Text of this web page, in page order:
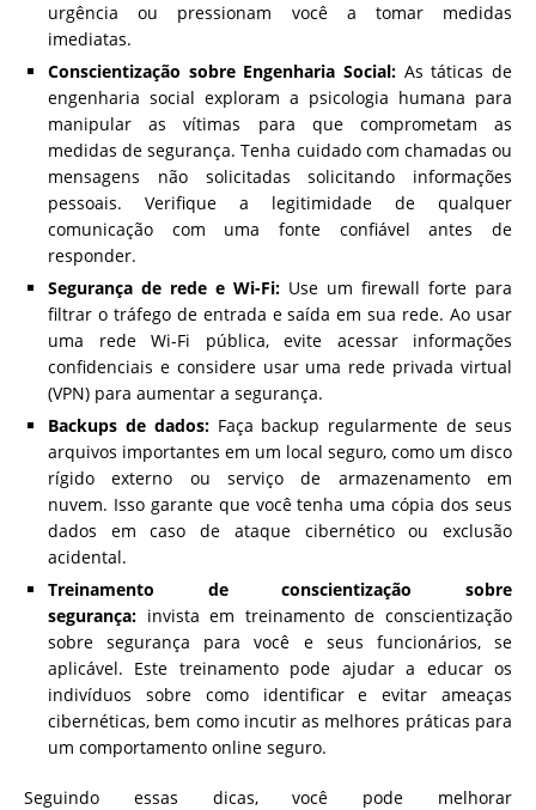
urgência ou pressionam você a tomar medidas
imediatas.
Conscientização sobre Engenharia Social: As táticas de
engenharia social exploram a psicologia humana para
manipular as vítimas para que comprometam as
medidas de segurança. Tenha cuidado com chamadas ou
mensagens não solicitadas solicitando informações
pessoais. Verifique a legitimidade de qualquer
comunicação com uma fonte confiável antes de
responder.
Segurança de rede e Wi-Fi: Use um firewall forte para
filtrar o tráfego de entrada e saída em sua rede. Ao usar
uma rede Wi-Fi pública, evite acessar informações
confidenciais e considere usar uma rede privada virtual
(VPN) para aumentar a segurança.
Backups de dados:Faça backup regularmente de seus
arquivos importantes em um local seguro, como um disco
rígido externo ou serviço de armazenamento em
nuvem. Isso garante que você tenha uma cópia dos seus
dados em caso de ataque cibernético ou exclusão
acidental.
Treinamento de conscientização sobre
segurança: invista em treinamento de conscientização
sobre segurança para você e seus funcionários, se
aplicável. Este treinamento pode ajudar a educar os
indivíduos sobre como identificar e evitar ameaças
cibernéticas, bem como incutir as melhores práticas para
um comportamento online seguro.
Seguindo essas dicas, você pode melhorar